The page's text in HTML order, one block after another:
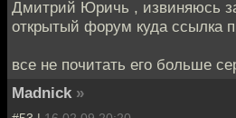
Дмитрий Юричь , извиняюсь
открытый форум куда ссылка
все не почитать его больше
Madnick »